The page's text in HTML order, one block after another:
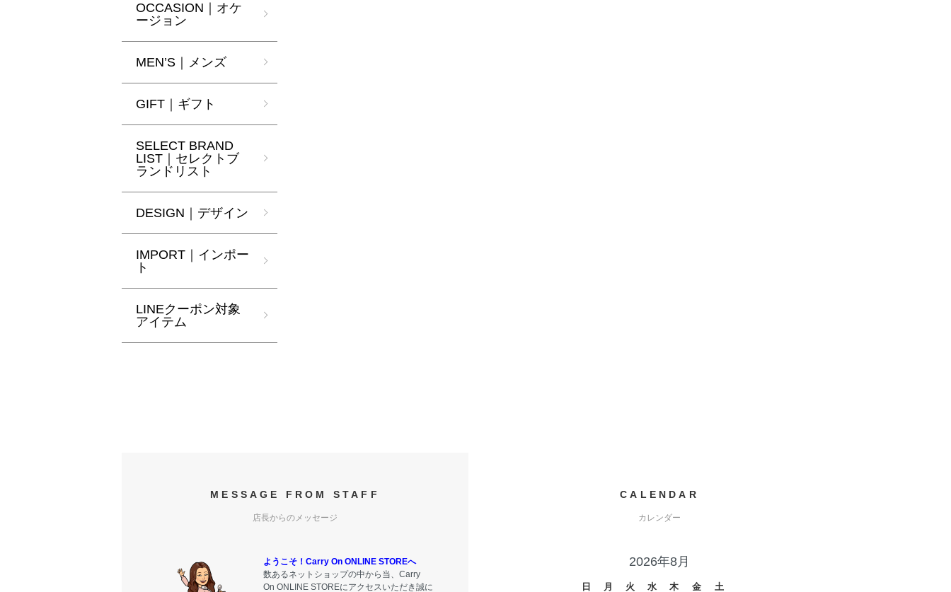
OCCASION｜オケ
ージョン
MEN’S｜メンズ
GIFT｜ギフト
SELECT BRAND
LIST｜セレクトブ
ランドリスト
DESIGN｜デザイン
IMPORT｜インポー
ト
LINEクーポン対象
アイテム
MESSAGE FROM STAFF
店長からのメッセージ
ようこそ！Carry On ONLINE STOREへ
数あるネットショップの中から当、Carry
On ONLINE STOREにアクセスいただき誠に
CALENDAR
カレンダー
2026年8月
日 月 火 水 木 金
土